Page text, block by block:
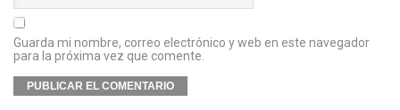
Guarda mi nombre, correo electrónico y web en este navegador
para la próxima vez que comente.